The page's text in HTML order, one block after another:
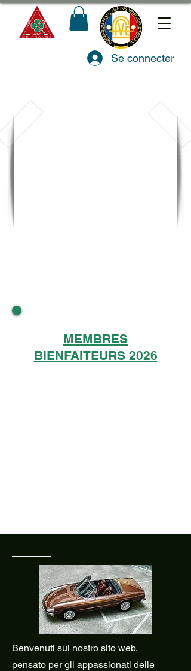
Se connecter
MEMBRES
BIENFAITEURS 2026
Benvenuti sul nostro sito web,
pensato per gli appassionati delle